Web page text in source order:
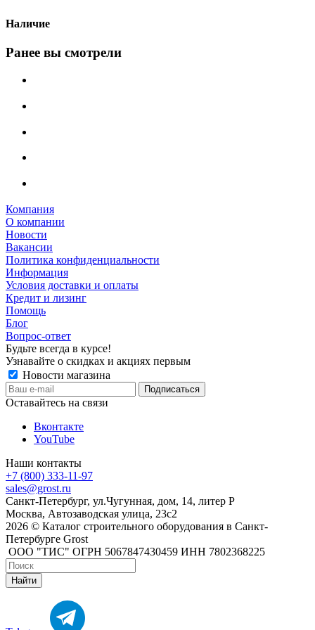
Наличие
Ранее вы смотрели
Компания
О компании
Новости
Вакансии
Политика конфиденциальности
Информация
Условия доставки и оплаты
Кредит и лизинг
Помощь
Блог
Вопрос-ответ
Будьте всегда в курсе!
Узнавайте о скидках и акциях первым
Новости магазина
Оставайтесь на связи
Вконтакте
YouTube
Наши контакты
+7 (800) 333-11-97
sales@grost.ru
Санкт-Петербург, ул.Чугунная, дом, 14, литер Р
Москва, Автозаводская улица, 23с2
2026 © Каталог строительного оборудования в Санкт-
Петербурге Grost
ООО "ТИС" ОГРН 5067847430459 ИНН 7802368225
Найти